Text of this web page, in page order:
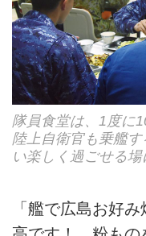
隊員食堂は、1度に
陸上自衛官も乗艦
い楽しく過ごせる
「艦で広島お好